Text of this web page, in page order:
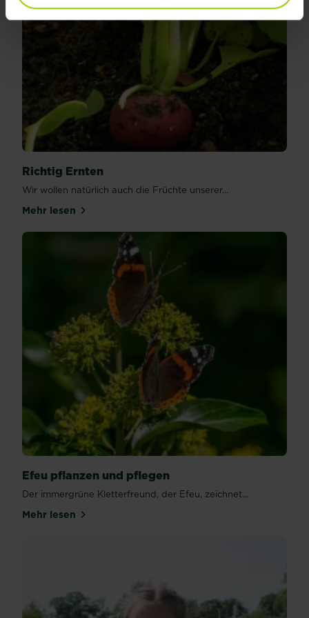
Richtig Ernten
Wir wollen natürlich auch die Früchte unserer...
Mehr lesenüber Richtig Ernten
Efeu pflanzen und pflegen
Der immergrüne Kletterfreund, der Efeu, zeichnet...
Mehr lesenüber Efeu pflanzen und pflegen